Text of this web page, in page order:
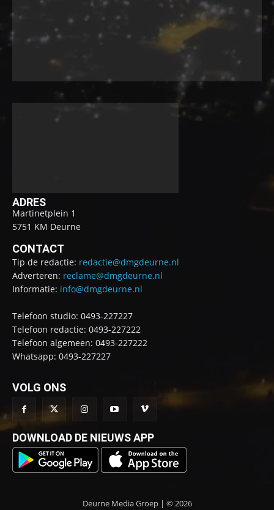
ADRES
Martinetplein 1
5751 KM Deurne
CONTACT
Tip de redactie: redactie@dmgdeurne.nl
Adverteren: reclame@dmgdeurne.nl
Informatie: info@dmgdeurne.nl
Telefoon studio: 0493-227227
Telefoon redactie: 0493-227222
Telefoon algemeen: 0493-227222
Whatsapp: 0493-227227
VOLG ONS
DOWNLOAD DE NIEUWS APP
Deurne Media Groep | © 2026